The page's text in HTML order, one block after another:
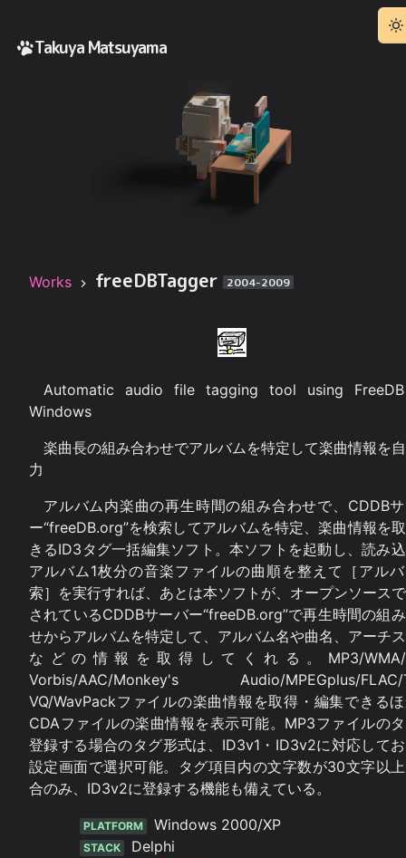
Takuya Matsuyama
Works freeDBTagger 2004-2009
Automatic audio file tagging tool using
Windows
楽曲長の組み合わせでアルバムを特定して楽曲情報を
力
アルバム内楽曲の再生時間の組み合わせで、CDDB
ー“freeDB.org”を検索してアルバムを特定、楽曲情報を
きるID3タグ一括編集ソフト。本ソフトを起動し、読み
アルバム1枚分の音楽ファイルの曲順を整えて［アル
索］を実行すれば、あとは本ソフトが、オープンソース
されているCDDBサーバー“freeDB.org”で再生時間の組
せからアルバムを特定して、アルバム名や曲名、アーチ
などの情報を取得してくれる。MP3/WMA/
Vorbis/AAC/Monkey's Audio/MPEGplus/FLAC/
VQ/WavPackファイルの楽曲情報を取得・編集できる
CDAファイルの楽曲情報を表示可能。MP3ファイルの
登録する場合のタグ形式は、ID3v1・ID3v2に対応して
設定画面で選択可能。タグ項目内の文字数が30文字以
合のみ、ID3v2に登録する機能も備えている。
PLATFORM Windows 2000/XP
STACK Delphi